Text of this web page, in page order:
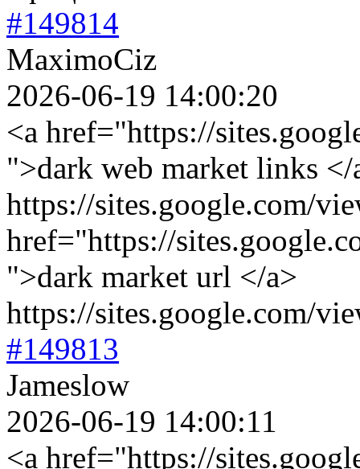
#149814
MaximoCiz
2026-06-19 14:00:20
<a href="https://
">dark web market links </
https://sites.google.com/
href="https://
">dark market url </a>
https://sites.google.com/
#149813
Jameslow
2026-06-19 14:00:11
<a href="https://